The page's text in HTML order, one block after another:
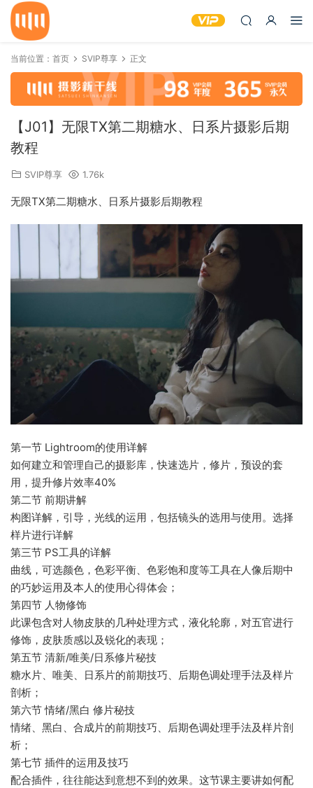
当前位置： 首页 SVIP尊享 正文
【J01】无限TX第二期糖水、日系片摄影后期
教程
SVIP尊享 1.76k
无限TX第二期糖水、日系片摄影后期教程
第一节 Lightroom的使用详解
如何建立和管理自己的摄影库，快速选片，修片，预设的套
用，提升修片效率40%
第二节 前期讲解
构图详解，引导，光线的运用，包括镜头的选用与使用。选择
样片进行详解
第三节 PS工具的详解
曲线，可选颜色，色彩平衡、色彩饱和度等工具在人像后期中
的巧妙运用及本人的使用心得体会；
第四节 人物修饰
此课包含对人物皮肤的几种处理方式，液化轮廓，对五官进行
修饰，皮肤质感以及锐化的表现；
第五节 清新/唯美/日系修片秘技
糖水片、唯美、日系片的前期技巧、后期色调处理手法及样片
剖析；
第六节 情绪/黑白 修片秘技
情绪、黑白、合成片的前期技巧、后期色调处理手法及样片剖
析；
第七节 插件的运用及技巧
配合插件，往往能达到意想不到的效果。这节课主要讲如何配